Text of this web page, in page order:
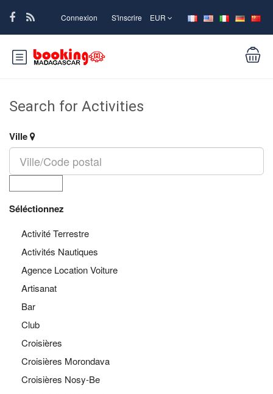
Connexion S'inscrire EUR
Search for Activities
Ville
Séléctionnez
Activité Terrestre
Activités Nautiques
Agence Location Voiture
Artisanat
Bar
Club
Croisières
Croisières Morondava
Croisières Nosy-Be